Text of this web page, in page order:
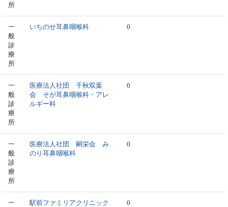
所
一
般
診
療
所
いちのせ耳鼻咽喉科 0
一
般
診
療
所
医療法人社団 千秋双葉
会 そが耳鼻咽喉科・アレ
ルギー科
0
一
般
診
療
所
医療法人社団 嗣栄会 み
のり耳鼻咽喉科
0
一
駅前ファミリアクリニック
0